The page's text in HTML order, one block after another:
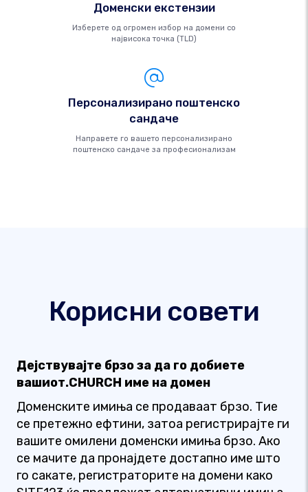
Доменски екстензии
Изберете од огромен избор на домени со
највисока точка (TLD)
Персонализирано поштенско
сандаче
Направете го вашето персонализирано
поштенско сандаче за професионализам
Корисни совети
Дејствувајте брзо за да го добиете
вашиот.CHURCH име на домен
Доменските имиња се продаваат брзо. Тие
се претежно ефтини, затоа регистрирајте ги
вашите омилени доменски имиња брзо. Ако
се мачите да пронајдете достапно име што
го сакате, регистраторите на домени како